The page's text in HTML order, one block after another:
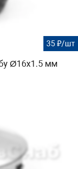
35 ₽/шт
Ø16x1.5 мм